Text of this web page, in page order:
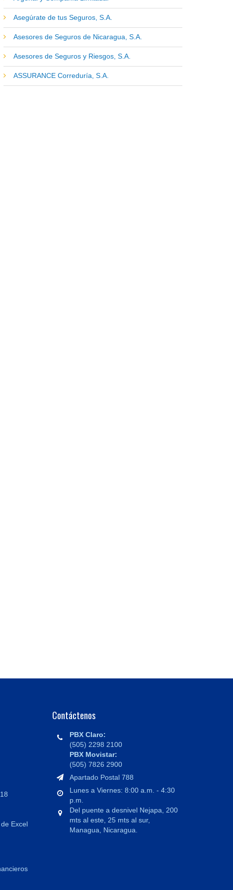
Asegúrate de tus Seguros, S.A.
Asesores de Seguros de Nicaragua, S.A.
Asesores de Seguros y Riesgos, S.A.
ASSURANCE Correduría, S.A.
Excel
Contáctenos
PBX Claro:
(505) 2298 2100
PBX Movistar:
(505) 7826 2900
Apartado Postal 788
Lunes a Viernes: 8:00 a.m. - 4:30
p.m.
Del puente a desnivel Nejapa, 200
mts al este, 25 mts al sur,
Managua, Nicaragua.